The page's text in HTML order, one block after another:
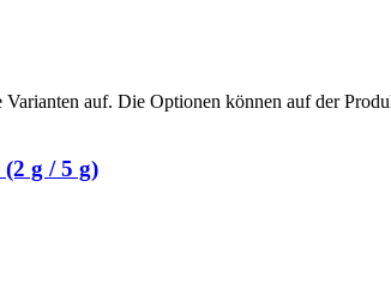
Varianten auf. Die Optionen können auf der
g / 5 g)